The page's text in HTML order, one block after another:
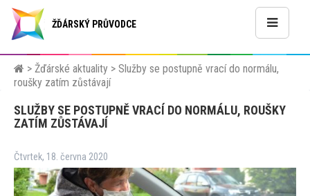
ŽĎÁRSKÝ PRŮVODCE
> Žďárské aktuality > Služby se postupně vrací do normálu,
roušky zatím zůstávají
SLUŽBY SE POSTUPNĚ VRACÍ DO NORMÁLU, ROUŠKY
ZATÍM ZŮSTÁVAJÍ
Čtvrtek, 18. června 2020